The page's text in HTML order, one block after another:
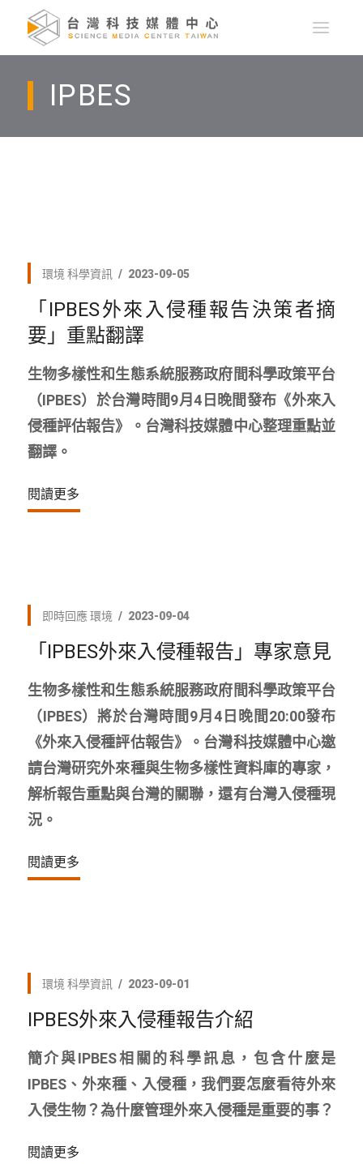
IPBES
環境 科學資訊 2023-09-05
「IPBES外來入侵種報告決策者摘
要」重點翻譯
生物多樣性和生態系統服務政府間科學政策平台
（IPBES）於台灣時間9月4日晚間發布《外來入
侵種評估報告》。台灣科技媒體中心整理重點並
翻譯。
閱讀更多
即時回應 環境 2023-09-04
「IPBES外來入侵種報告」專家意見
生物多樣性和生態系統服務政府間科學政策平台
（IPBES）將於台灣時間9月4日晚間20:00發布
《外來入侵種評估報告》。台灣科技媒體中心邀
請台灣研究外來種與生物多樣性資料庫的專家，
解析報告重點與台灣的關聯，還有台灣入侵種現
況。
閱讀更多
環境 科學資訊 2023-09-01
IPBES外來入侵種報告介紹
簡介與IPBES相關的科學訊息，包含什麼是
IPBES、外來種、入侵種，我們要怎麼看待外來
入侵生物？為什麼管理外來入侵種是重要的事？
閱讀更多